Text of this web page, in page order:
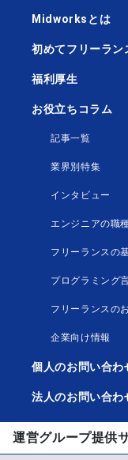
Midworksとは
初めてフリーラ
福利厚生
お役立ちコラム
記事一覧
業界別特集
インタビュー
エンジニアの職
フリーランスの
プログラミング
フリーランスの
企業向け情報
個人のお問い合わ
法人のお問い合わ
運営グループ提供